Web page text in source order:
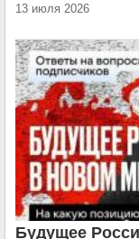
13 июля 2026
Будущее